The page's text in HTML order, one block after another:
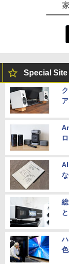
Special Site